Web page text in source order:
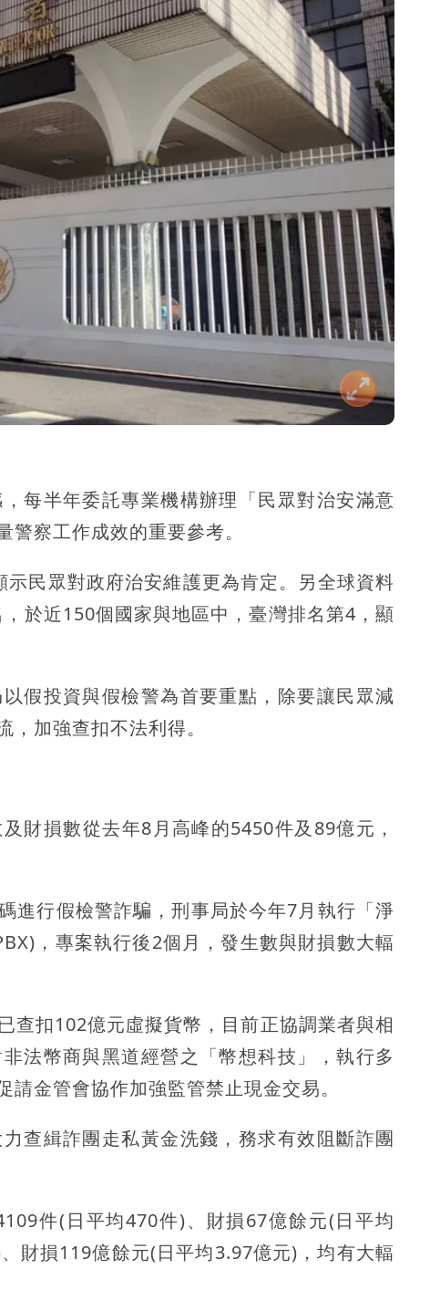
完美偽裝台灣企業
每半年委託專業機構辦理「民眾對治安滿意
察工作成效的重要參考。
民眾對政府治安維護更為肯定。另全球資料
於近150個國家與地區中，臺灣排名第4，顯
假投資與假檢警為首要重點，除要讓民眾減
加強查扣不法利得。
財損數從去年8月高峰的5450件及89億元，
進行假檢警詐騙，刑事局於今年7月執行「淨
，專案執行後2個月，發生數與財損數大輻
查扣102億元虛擬貨幣，目前正協調業者與相
法幣商與黑道經營之「幣想科技」，執行多
金管會協作加強監管禁止現金交易。
查緝詐團走私黃金洗錢，務求有效阻斷詐團
件(日平均470件)、財損67億餘元(日平均
財損119億餘元(日平均3.97億元)，均有大輻